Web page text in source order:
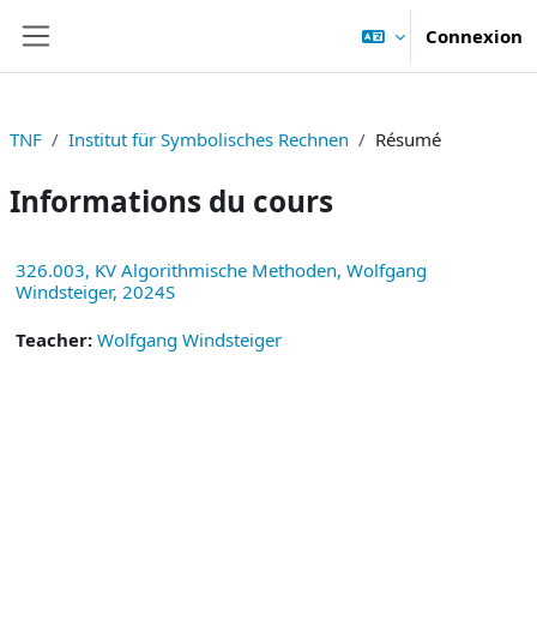
Connexion
TNF Institut für Symbolisches Rechnen Résumé
Informations du cours
326.003, KV Algorithmische Methoden, Wolfgang
Windsteiger, 2024S
Teacher: Wolfgang Windsteiger